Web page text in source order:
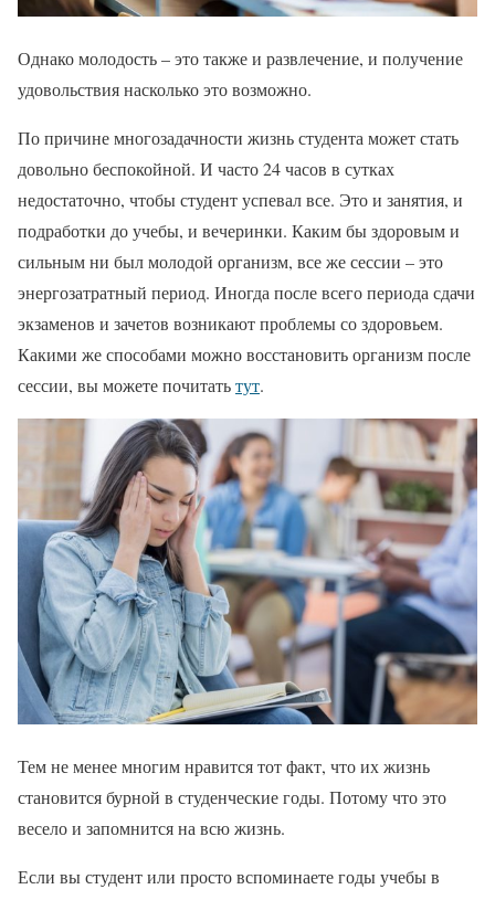
Однако молодость – это также и развлечение, и получение
удовольствиянасколькоэто возможно.
По причине многозадачности жизнь студента может стать
довольно беспокойной. И часто 24 часов в сутках
недостаточно, чтобы студент успевал все. Это и занятия, и
подработки до учебы, и вечеринки. Каким бы здоровым и
сильным ни был молодой организм, все же сессии – это
энергозатратный период. Иногда после всего периода сдачи
экзаменов и зачетов возникают проблемы со здоровьем.
Какими же способами можно восстановить организм после
сессии, вы можете почитатьтут.
Тем не менее многим нравится тот факт, что их жизнь
становится бурной в студенческие годы. Потому что это
весело и запомнится на всю жизнь.
Если вы студент или просто вспоминаете годы учебы в